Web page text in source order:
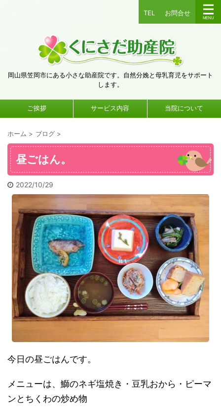
TEL お問合せ
岡山県笠岡市にある小さな助産院です。自然分娩と母乳育児をサポート
します。
ご挨拶 サービス内容 当院について
ホーム > ブログ >
昼ごはん。
2022/10/29
今日の昼ごはんです。
メニューは、鰤のネギ塩焼き・豆乳おから・ピーマ
ンとちくわの炒め物